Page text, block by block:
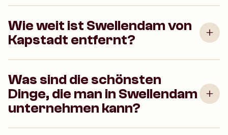
Wie weit ist Swellendam von
Kapstadt entfernt?
Was sind die schönsten
Dinge, die man in Swellendam
unternehmen kann?